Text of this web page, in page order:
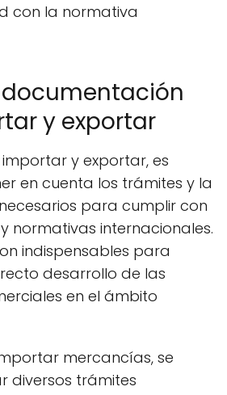
con la normativa
y exportar
y exportar, es
en cuenta los trámites y la
para cumplir con
normativas internacionales.
indispensables para
desarrollo de las
en el ámbito
mercancías, se
diversos trámites